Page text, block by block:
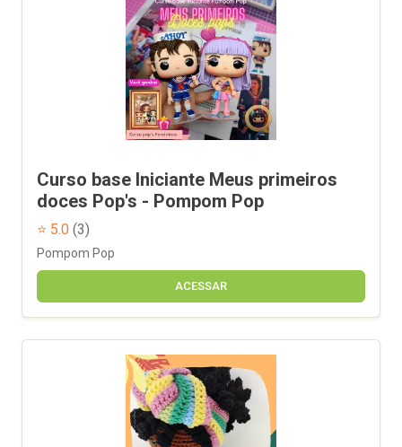
Curso base Iniciante Meus primeiros
doces Pop's - Pompom Pop
⭐ 5.0 (3)
Pompom Pop
ACESSAR